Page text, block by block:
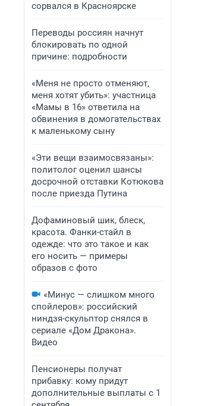
сорвался в Красноярске
Переводы россиян начнут
блокировать по одной
причине: подробности
«Меня не просто отменяют,
меня хотят убить»: участница
«Мамы в 16» ответила на
обвинения в домогательствах
к маленькому сыну
«Эти вещи взаимосвязаны»:
политолог оценил шансы
досрочной отставки Котюкова
после приезда Путина
Дофаминовый шик, блеск,
красота. Фанки-стайл в
одежде: что это такое и как
его носить — примеры
образов с фото
«Минус — слишком много
спойлеров»: российский
ниндзя-скульптор снялся в
сериале «Дом Дракона».
Видео
Пенсионеры получат
прибавку: кому придут
дополнительные выплаты с 1